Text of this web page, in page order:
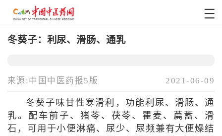
冬葵子：利尿、滑肠、通乳
来源:中国中医药报5版 2021-06-09
冬葵子味甘性寒滑利，功能利尿、滑肠、通
乳。配车前子、猪苓、茯苓、瞿麦、萹蓄、滑
石，可用于小便淋痛、尿少、尿频兼有大便燥结